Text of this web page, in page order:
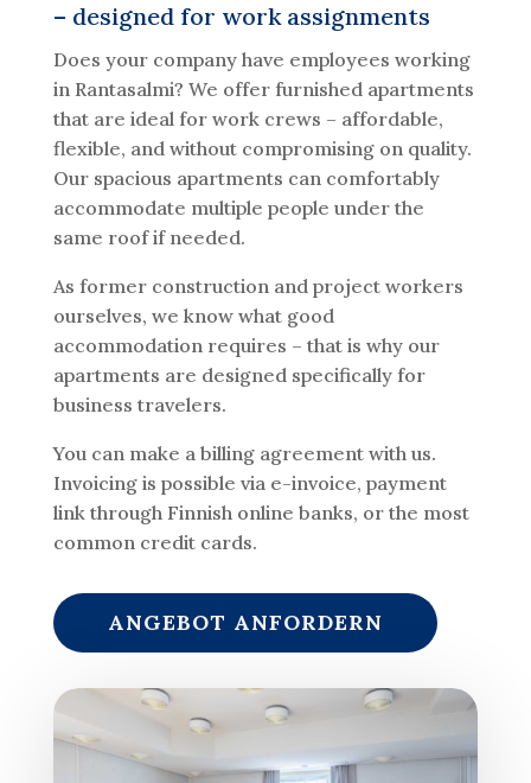
– designed for work assignments
Does your company have employees working
in Rantasalmi? We offer furnished apartments
that are ideal for work crews – affordable,
flexible, and without compromising on quality.
Our spacious apartments can comfortably
accommodate multiple people under the
same roof if needed.
As former construction and project workers
ourselves, we know what good
accommodation requires – that is why our
apartments are designed specifically for
business travelers.
You can make a billing agreement with us.
Invoicing is possible via e-invoice, payment
link through Finnish online banks, or the most
common credit cards.
ANGEBOT ANFORDERN